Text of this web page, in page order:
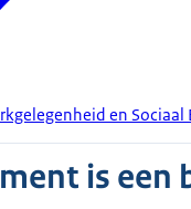
en
is een